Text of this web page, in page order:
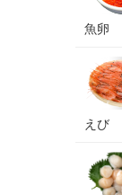
魚卵
えび